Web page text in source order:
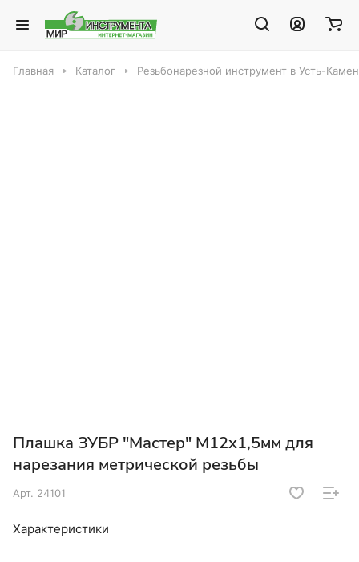
Главная Каталог Резьбонарезной инструмент в Усть-
Плашка ЗУБР "Мастер" М12х1,5мм для
нарезания метрической резьбы
Арт. 24101
Характеристики